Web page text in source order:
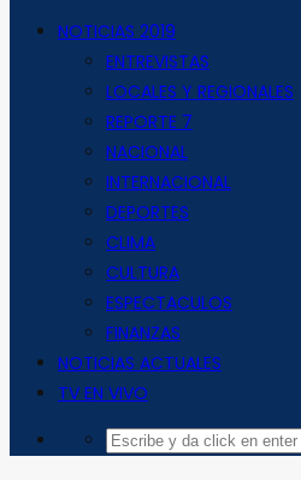
NOTICIAS 2019
ENTREVISTAS
LOCALES Y REGIONALES
REPORTE 7
NACIONAL
INTERNACIONAL
DEPORTES
CLIMA
CULTURA
ESPECTACULOS
FINANZAS
NOTICIAS ACTUALES
TV EN VIVO